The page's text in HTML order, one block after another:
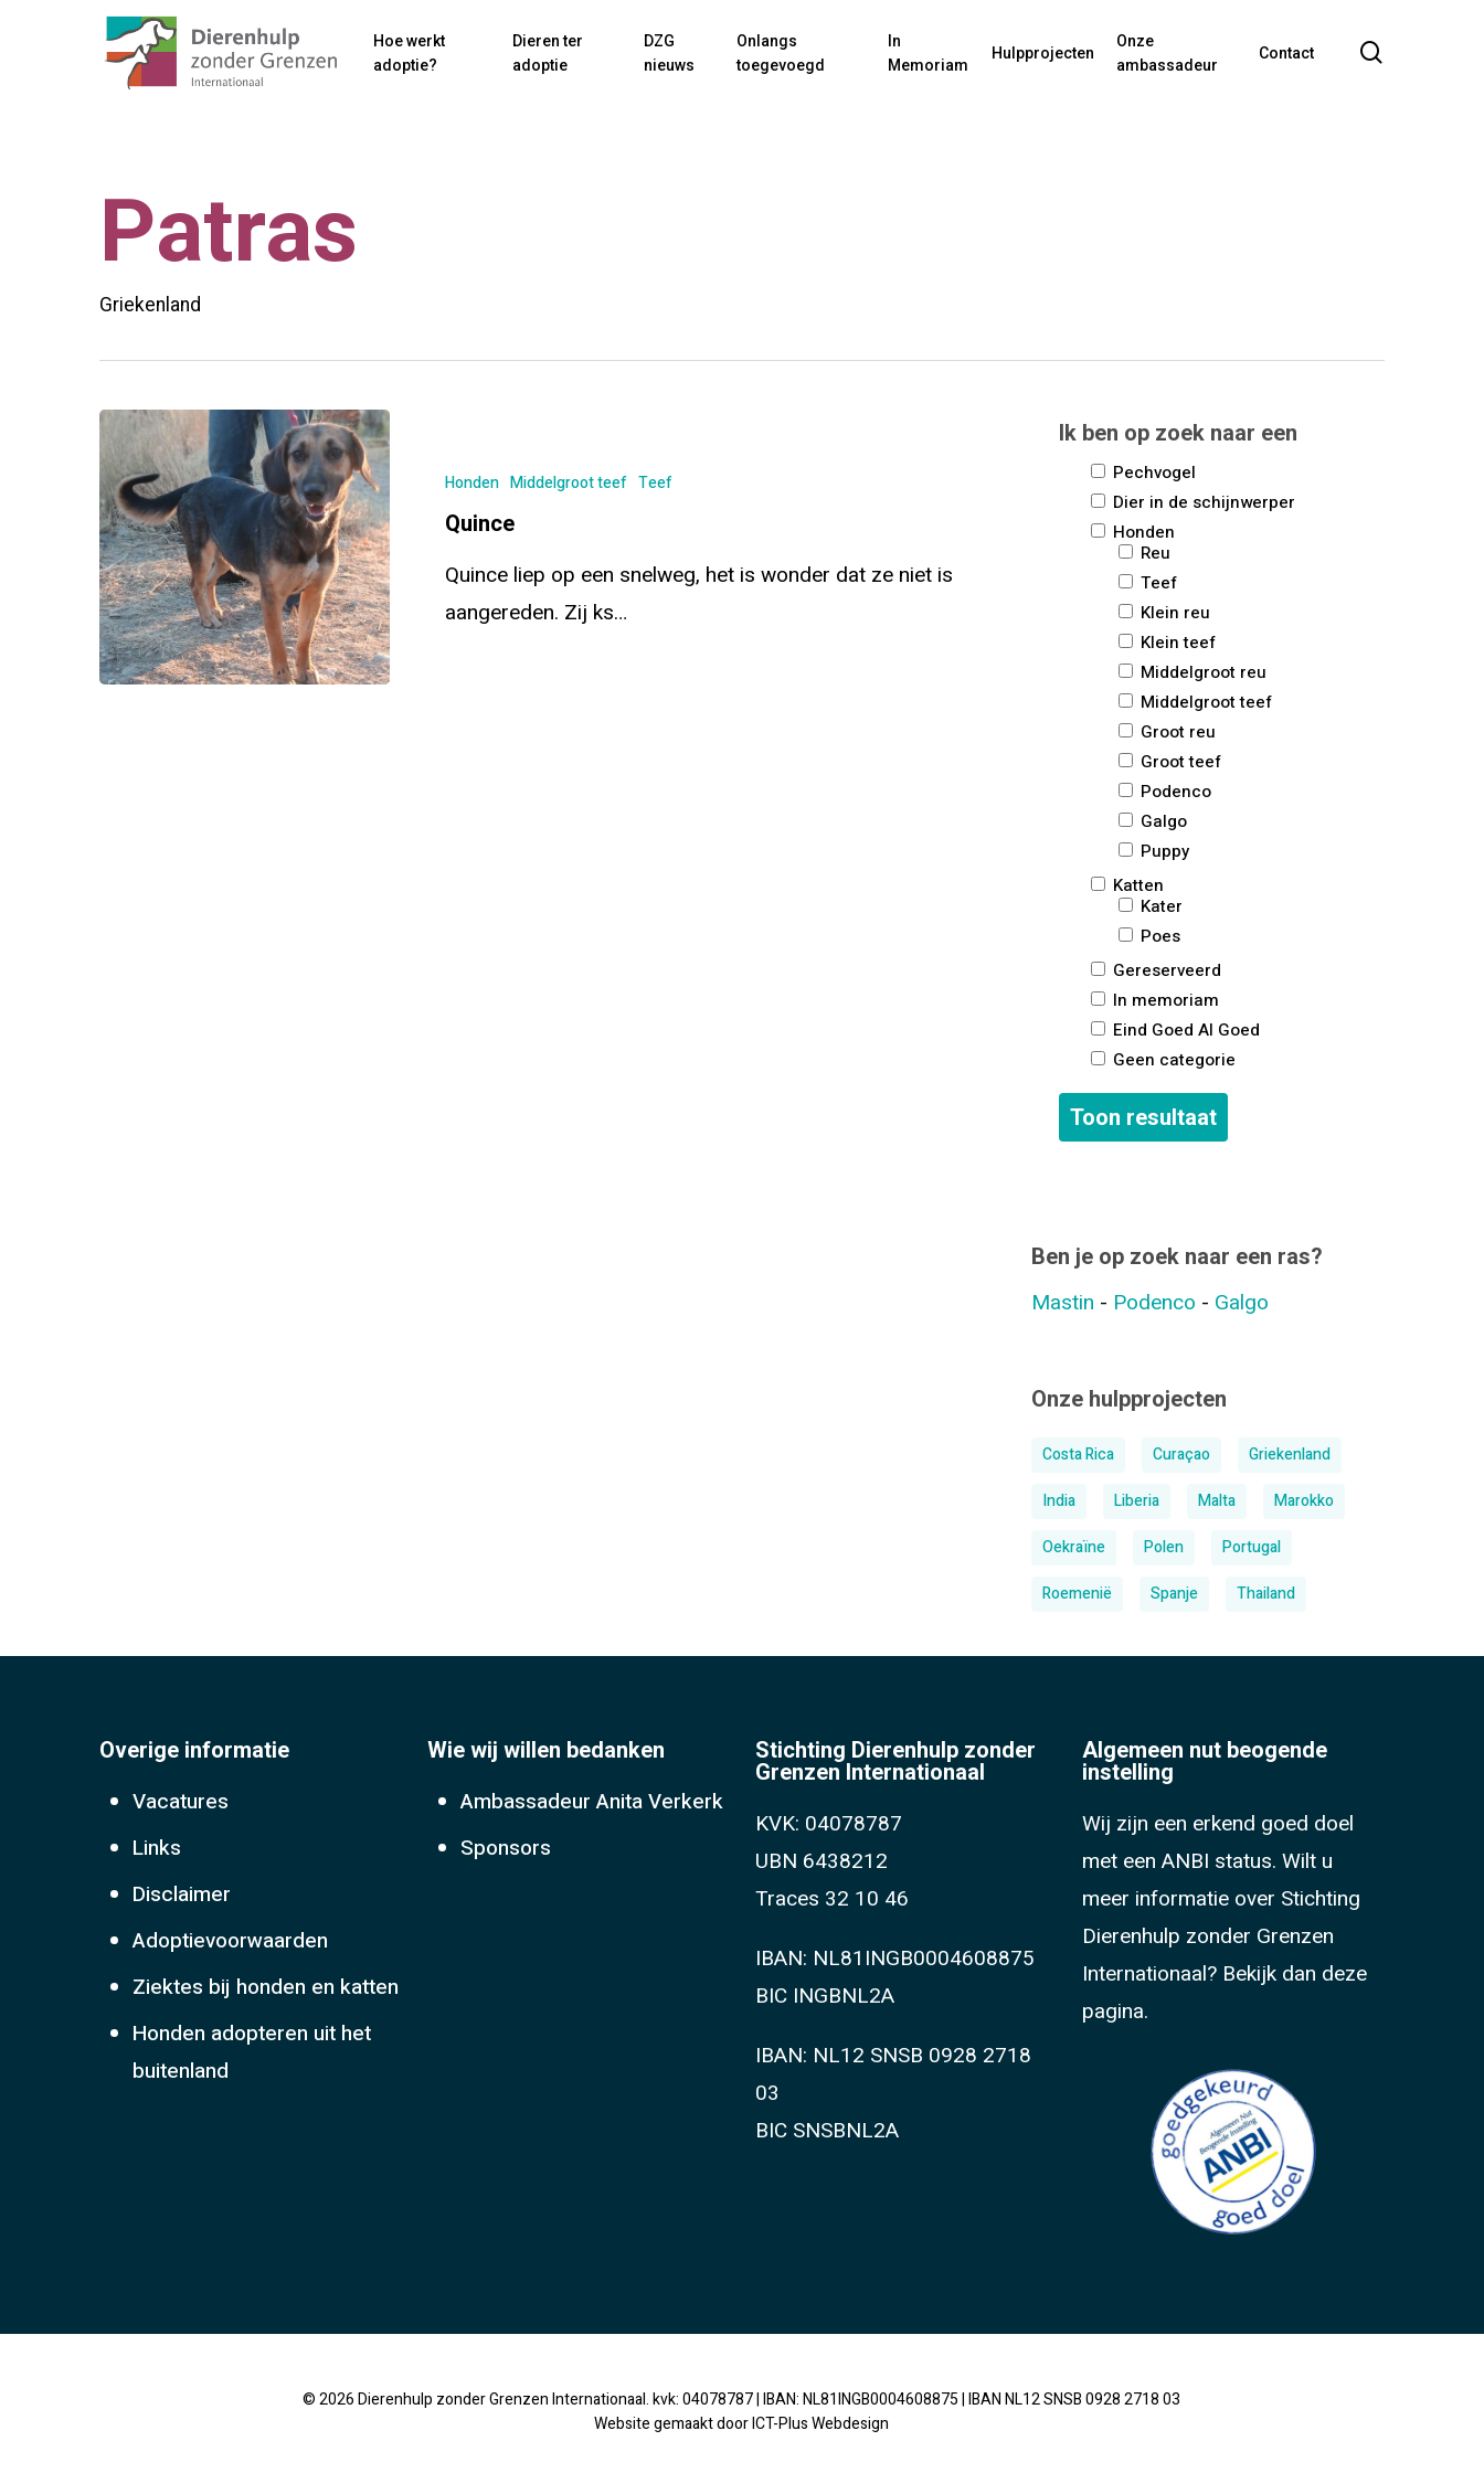
Hoe werkt
adoptie?
Dieren ter
adoptie
DZG
nieuws
Onlangs
toegevoegd
In
Memoriam
Hulpprojecten
Onze
ambassadeur
Contact
Patras
Griekenland
Honden Middelgroot teef Teef
Quince
Quince liep op een snelweg, het is wonder dat ze niet is
aangereden. Zij ks…
Ik ben op zoek naar een
Pechvogel
Dier in de schijnwerper
Honden
Reu
Teef
Klein reu
Klein teef
Middelgroot reu
Middelgroot teef
Groot reu
Groot teef
Podenco
Galgo
Puppy
Katten
Kater
Poes
Gereserveerd
In memoriam
Eind Goed Al Goed
Geen categorie
Ben je op zoek naar een ras?
Mastin - Podenco - Galgo
Onze hulpprojecten
Costa Rica Curaçao
Griekenland
India
Liberia Malta
Marokko
Oekraïne
Polen
Portugal
Roemenië
Spanje Thailand
Overige informatie
Vacatures
Links
Disclaimer
Adoptievoorwaarden
Ziektes bij honden en katten
Honden adopteren uit het
buitenland
Wie wij willen bedanken
Ambassadeur Anita Verkerk
Sponsors
Stichting Dierenhulp zonder
Grenzen Internationaal
KVK: 04078787
UBN 6438212
Traces 32 10 46
IBAN: NL81INGB0004608875
BIC INGBNL2A
IBAN: NL12 SNSB 0928 2718
03
BIC SNSBNL2A
Algemeen nut beogende
instelling
Wij zijn een erkend goed doel
met een ANBI status. Wilt u
meer informatie over Stichting
Dierenhulp zonder Grenzen
Internationaal? Bekijk dan deze
pagina.
© 2026 Dierenhulp zonder Grenzen Internationaal. kvk: 04078787 | IBAN: NL81INGB0004608875 | IBAN NL12 SNSB 0928 2718 03
Website gemaakt doorICT-Plus Webdesign